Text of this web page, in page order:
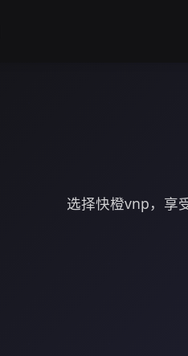
选择快橙vnp，享